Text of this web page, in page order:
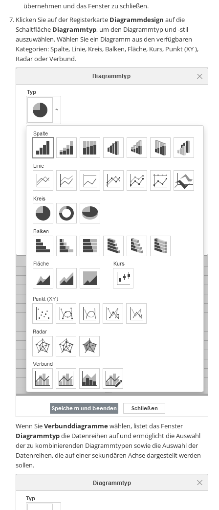
übernehmen und das Fenster zu schließen.
Klicken Sie auf der Registerkarte Diagrammdesign auf die
Schaltfläche Diagrammtyp, um den Diagrammtyp und -stil
auszuwählen. Wählen Sie ein Diagramm aus den verfügbaren
Kategorien: Spalte, Linie, Kreis, Balken, Fläche, Kurs, Punkt (XY ),
Radar oder Verbund.
Wenn SieVerbunddiagrammewählen, listet das Fenster
Diagrammtypdie Datenreihen auf und ermöglicht die Auswahl
der zu kombinierenden Diagrammtypen sowie die Auswahl der
Datenreihen, die auf einer sekundären Achse dargestellt werden
sollen.